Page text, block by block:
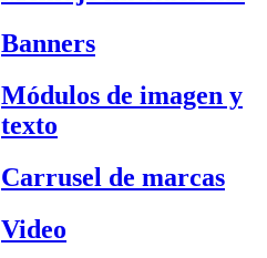
Banners
Módulos de imagen y
texto
Carrusel de marcas
Video